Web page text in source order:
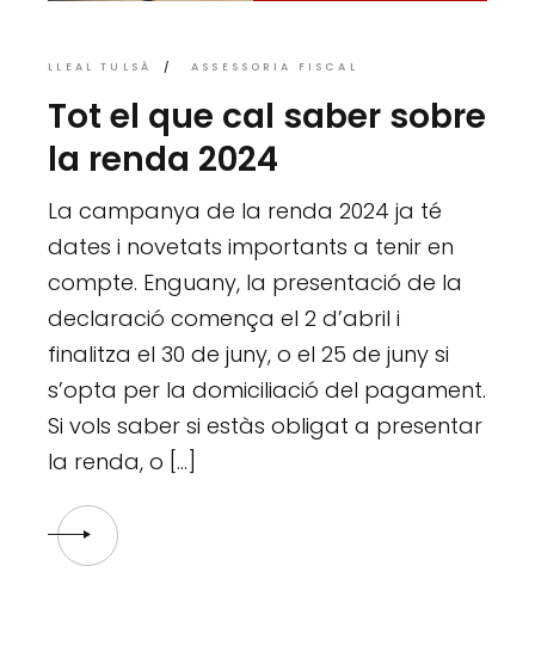
LLEAL TULSÀ ASSESSORIA FISCAL
Tot el que cal saber sobre
la renda 2024
La campanya de la renda 2024 ja té
dates i novetats importants a tenir en
compte. Enguany, la presentació de la
declaració comença el 2 d’abril i
finalitza el 30 de juny, o el 25 de juny si
s’opta per la domiciliació del pagament.
Si vols saber si estàs obligat a presentar
la renda, o […]